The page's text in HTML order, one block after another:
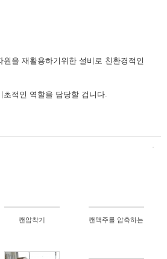
을 재활용하기위한 설비로 친환경적인
초적인 역할을 담당할 겁니다.
캔압착기 캔맥주를 압축하는